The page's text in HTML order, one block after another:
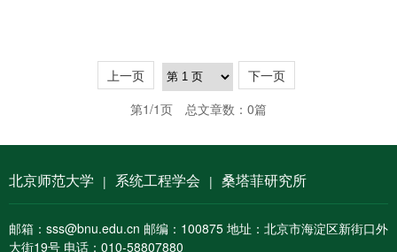
上一页
下一页
第1/1页
总文章数：0篇
北京师范大学 | 系统工程学会 | 桑塔菲研究所
邮箱：sss@bnu.edu.cn 邮编：100875 地址：北京市海淀区新街口外
大街19号 电话：010-58807880